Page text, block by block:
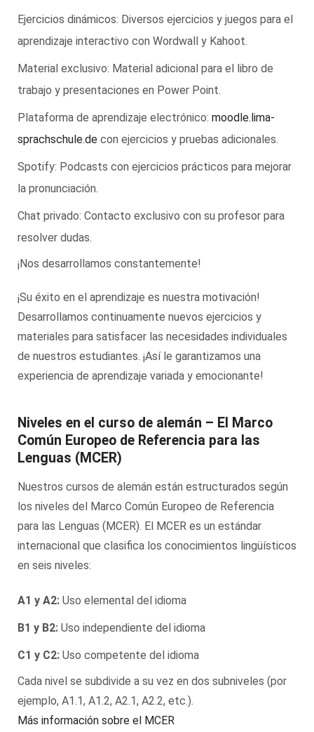
Ejercicios dinámicos: Diversos ejercicios y juegos para el
aprendizaje interactivo con Wordwall y Kahoot.
Material exclusivo: Material adicional para el libro de
trabajo y presentaciones en Power Point.
Plataforma de aprendizaje electrónico: moodle.lima-
sprachschule.de con ejercicios y pruebas adicionales.
Spotify: Podcasts con ejercicios prácticos para mejorar
la pronunciación.
Chat privado: Contacto exclusivo con su profesor para
resolver dudas.
¡Nos desarrollamos constantemente!
¡Su éxito en el aprendizaje es nuestra motivación!
Desarrollamos continuamente nuevos ejercicios y
materiales para satisfacer las necesidades individuales
de nuestros estudiantes. ¡Así le garantizamos una
experiencia de aprendizaje variada y emocionante!
Niveles en el curso de alemán – El Marco
Común Europeo de Referencia para las
Lenguas (MCER)
Nuestros cursos de alemán están estructurados según
los niveles del Marco Común Europeo de Referencia
para las Lenguas (MCER). El MCER es un estándar
internacional que clasifica los conocimientos lingüísticos
en seis niveles:
A1 y A2: Uso elemental del idioma
B1 y B2: Uso independiente del idioma
C1 y C2: Uso competente del idioma
Cada nivel se subdivide a su vez en dos subniveles (por
ejemplo, A1.1, A1.2, A2.1, A2.2, etc.).
Más información sobre el MCER